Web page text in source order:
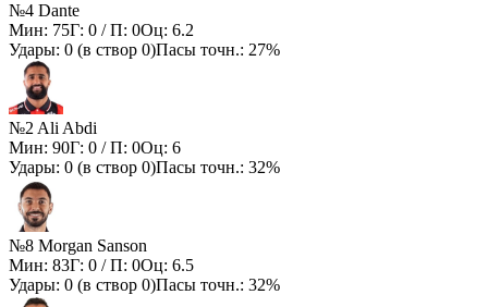
№4 Dante
Мин: 75Г: 0 / П: 0Оц: 6.2
Удары: 0 (в створ 0)Пасы точн.: 27%
№2 Ali Abdi
Мин: 90Г: 0 / П: 0Оц: 6
Удары: 0 (в створ 0)Пасы точн.: 32%
№8 Morgan Sanson
Мин: 83Г: 0 / П: 0Оц: 6.5
Удары: 0 (в створ 0)Пасы точн.: 32%